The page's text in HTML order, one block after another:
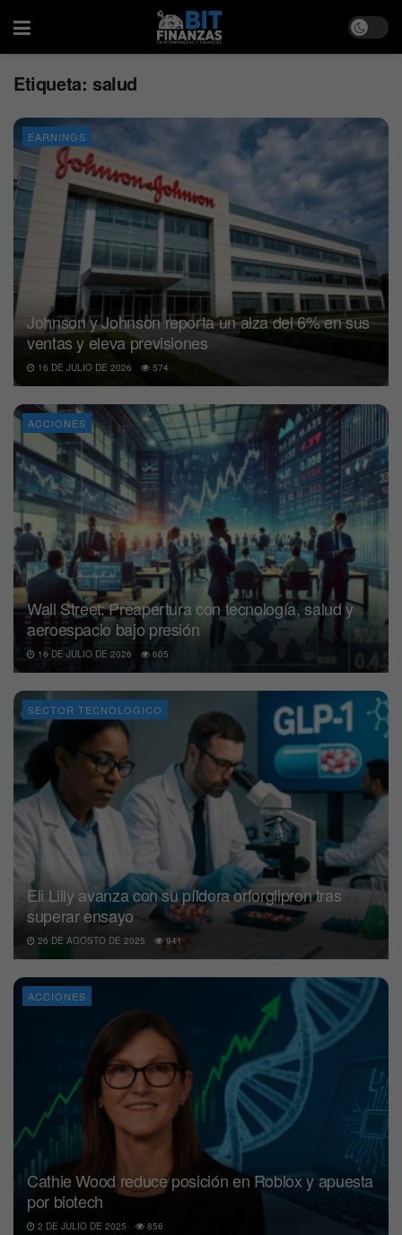
Etiqueta: salud
EARNINGS
Johnson y Johnson reporta un alza del 6% en sus
ventas y eleva previsiones
16 DE JULIO DE 2026 574
ACCIONES
Wall Street: Preapertura con tecnología, salud y
aeroespacio bajo presión
16 DE JULIO DE 2026 605
SECTOR TECNOLOGICO
Eli Lilly avanza con su píldora orforglipron tras
superar ensayo
26 DE AGOSTO DE 2025 941
ACCIONES
Cathie Wood reduce posición en Roblox y apuesta
por biotech
2 DE JULIO DE 2025 856